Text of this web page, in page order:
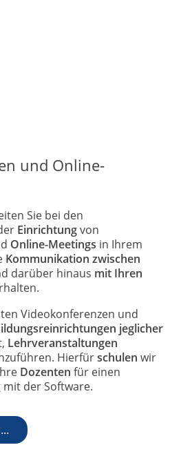
und Online-
Sie bei den
Einrichtungvon
Online-Meetings in Ihrem
Kommunikation zwischen
darüber hinaus mit Ihren
Videokonferenzen und
jeglicher
Lehrveranstaltungen
Hierfürschulen wir
Dozenten für einen
mit der Software.